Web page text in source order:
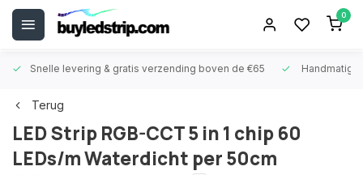
0
Snelle levering & gratis verzending boven de €65
Terug
LED Strip RGB-CCT 5 in 1 chip 60
LEDs/m Waterdicht per 50cm